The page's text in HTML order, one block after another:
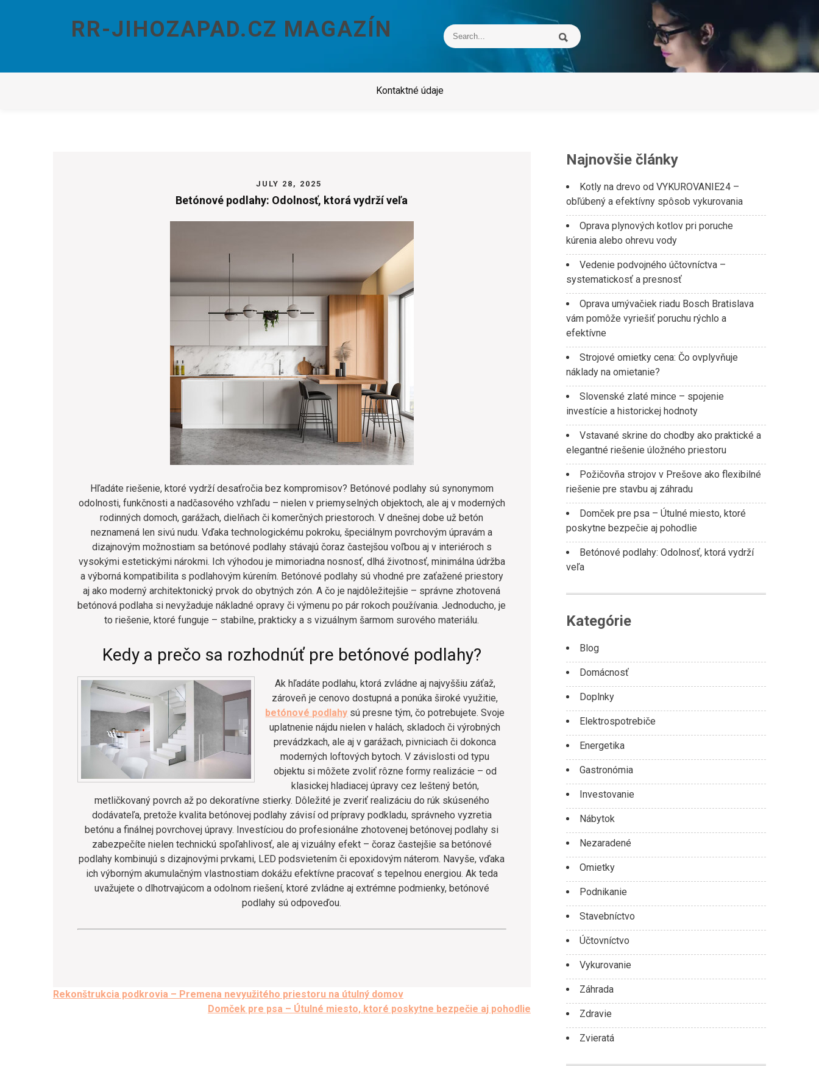
RR-JIHOZAPAD.CZ MAGAZÍN
Kontaktné údaje
JULY 28, 2025
Betónové podlahy: Odolnosť, ktorá vydrží veľa
Hľadáte riešenie, ktoré vydrží desaťročia bez kompromisov? Betónové podlahy sú synonymom
odolnosti, funkčnosti a nadčasového vzhľadu – nielen v priemyselných objektoch, ale aj v moderných
rodinných domoch, garážach, dielňach či komerčných priestoroch. V dnešnej dobe už betón
neznamená len sivú nudu. Vďaka technologickému pokroku, špeciálnym povrchovým úpravám a
dizajnovým možnostiam sa betónové podlahy stávajú čoraz častejšou voľbou aj v interiéroch s
vysokými estetickými nárokmi. Ich výhodou je mimoriadna nosnosť, dlhá životnosť, minimálna údržba
a výborná kompatibilita s podlahovým kúrením. Betónové podlahy sú vhodné pre zaťažené priestory
aj ako moderný architektonický prvok do obytných zón. A čo je najdôležitejšie – správne zhotovená
betónová podlaha si nevyžaduje nákladné opravy či výmenu po pár rokoch používania. Jednoducho, je
to riešenie, ktoré funguje – stabilne, prakticky a s vizuálnym šarmom surového materiálu.
Kedy a prečo sa rozhodnúť pre betónové podlahy?
Ak hľadáte podlahu, ktorá zvládne aj najvyššiu záťaž,
zároveň je cenovo dostupná a ponúka široké využitie,
betónové podlahy sú presne tým, čo potrebujete. Svoje
uplatnenie nájdu nielen v halách, skladoch či výrobných
prevádzkach, ale aj v garážach, pivniciach či dokonca
moderných loftových bytoch. V závislosti od typu
objektu si môžete zvoliť rôzne formy realizácie – od
klasickej hladiacej úpravy cez leštený betón,
metličkovaný povrch až po dekoratívne stierky. Dôležité je zveriť realizáciu do rúk skúseného
dodávateľa, pretože kvalita betónovej podlahy závisí od prípravy podkladu, správneho vyzretia
betónu a finálnej povrchovej úpravy. Investíciou do profesionálne zhotovenej betónovej podlahy si
zabezpečíte nielen technickú spoľahlivosť, ale aj vizuálny efekt – čoraz častejšie sa betónové
podlahy kombinujú s dizajnovými prvkami, LED podsvietením či epoxidovým náterom. Navyše, vďaka
ich výborným akumulačným vlastnostiam dokážu efektívne pracovať s tepelnou energiou. Ak teda
uvažujete o dlhotrvajúcom a odolnom riešení, ktoré zvládne aj extrémne podmienky, betónové
podlahy sú odpoveďou.
Post
Rekonštrukcia podkrovia – Premena nevyužitého priestoru na útulný domov
Domček pre psa – Útulné miesto, ktoré poskytne bezpečie aj pohodlie
Najnovšie články
Kotly na drevo od VYKUROVANIE24 –
obľúbený a efektívny spôsob vykurovania
Oprava plynových kotlov pri poruche
kúrenia alebo ohrevu vody
Vedenie podvojného účtovníctva –
systematickosť a presnosť
Oprava umývačiek riadu Bosch Bratislava
vám pomôže vyriešiť poruchu rýchlo a
efektívne
Strojové omietky cena: Čo ovplyvňuje
náklady na omietanie?
Slovenské zlaté mince – spojenie
investície a historickej hodnoty
Vstavané skrine do chodby ako praktické a
elegantné riešenie úložného priestoru
Požičovňa strojov v Prešove ako flexibilné
riešenie pre stavbu aj záhradu
Domček pre psa – Útulné miesto, ktoré
poskytne bezpečie aj pohodlie
Betónové podlahy: Odolnosť, ktorá vydrží
veľa
Kategórie
Blog
Domácnosť
Doplnky
Elektrospotrebiče
Energetika
Gastronómia
Investovanie
Nábytok
Nezaradené
Omietky
Podnikanie
Stavebníctvo
Účtovníctvo
Vykurovanie
Záhrada
Zdravie
Zvieratá